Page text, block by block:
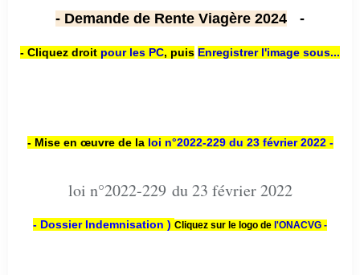
- Demande de Rente Viagère 2024 -
- Cliquez droit pour les PC, puis Enregistrer l'image sous...
- Mise en œuvre de la loi n°2022-229 du 23 février 2022 -
loi n°2022-229 du 23 février 2022
- Dossier Indemnisation ) Cliquez sur le logo de l'ONACVG -